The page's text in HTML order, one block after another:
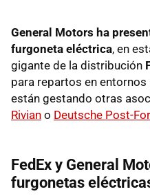
General Motors ha
furgoneta eléctrica, en
gigante de la distribución
para repartos en
están gestando otras
Rivian o Deutsche Post-
FedEx y General
furgonetas